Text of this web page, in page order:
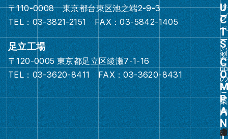
〒110-0008 東京都台東区池之端2-9-3
TEL：03-3821-2151 FAX：03-5842-1405
足立工場
〒120-0005 東京都足立区綾瀬7-1-16
TEL：03-3620-8411 FAX：03-3620-8431
ッ
プ
ペ
ー
ジ
リ
ン
ク
グ
ル
ー
プ
リ
ン
製
品
の
ご
案
内
オ
白
ス
カ
オ
タ
そ
綴